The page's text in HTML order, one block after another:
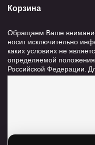
Корзина
Обращаем Ваше
носит исключительно
каких условиях не
определяемой
Российской Федерации.
информации о стоимости